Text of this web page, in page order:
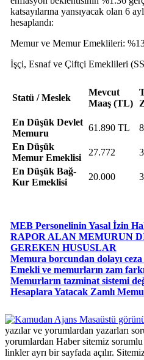
katsayılarına yansıyacak olan 6
hesaplandı:
Memur ve Memur Emeklileri:
İşçi, Esnaf ve Çiftçi Emeklileri
Statü / Meslek
Mevcut
Maaş (TL)
En Düşük Devlet
Memuru
61.890 TL
En Düşük
Memur Emeklisi
27.772
En Düşük Bağ-
Kur Emeklisi
20.000
MEB Personelinin Yasal İzin
RAPOR ALAN MEMURUN
GEREKEN HUSUSLAR
Memura borcundan dolayı
Emekli ve memurların zam
Memurların tazminat sistemi
Hesaplara Yatacak Zamlı
Masaüstü
yazılar ve yorumlardan yazarları
yorumlardan Haber sitemiz
linkler ayrı bir sayfada açılır.